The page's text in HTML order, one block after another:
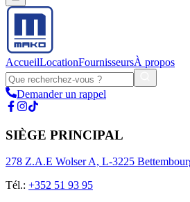
AccueilLocationFournisseursÀ propos
Demander un rappel
SIÈGE PRINCIPAL
278 Z.A.E Wolser A, L-3225
Tél.: +352 51 93 95